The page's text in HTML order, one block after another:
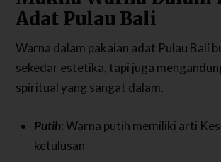
Adat Pulau Bali
Warna dalam pakaian adat Pulau Bali
sekedar estetika, tapi juga
spiritual yang sangat dalam.
Putih: Warna putih memiliki arti
ketulusan